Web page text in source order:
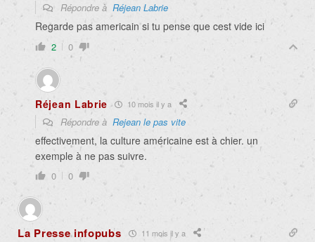
Répondre à Réjean Labrie
Regarde pas americain si tu pense que cest vide ici
2 0
Réjean Labrie 10 mois il y a
Répondre à Rejean le pas vite
effectivement, la culture américaine est à chier. un
exemple à ne pas suivre.
0 0
La Presse infopubs 11 mois il y a